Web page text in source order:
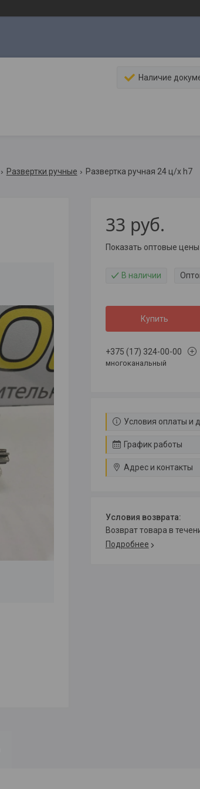
Наличие
Развертки ручные Развертка ручная 24 ц/х h7
33 руб.
Показать оптовые цены
В наличии
Купить
+375 (17) 324-00-00
многоканальный
Условия оплаты и
График работы
Адрес и контакты
возврат товара в
Подробнее